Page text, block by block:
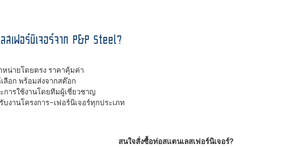
สเฟอร์นิเจอร์จาก P&P Steel?
หน่ายโดยตรง ราคาคุ้มค่า
ลือก พร้อมส่งจากสต๊อก
ารใช้งานโดยทีมผู้เชี่ยวชาญ
บงานโครงการ–เฟอร์นิเจอร์ทุกประเภท
สนใจสั่งซื้อท่อสแตนเลสเฟอร์นิเจอร์?